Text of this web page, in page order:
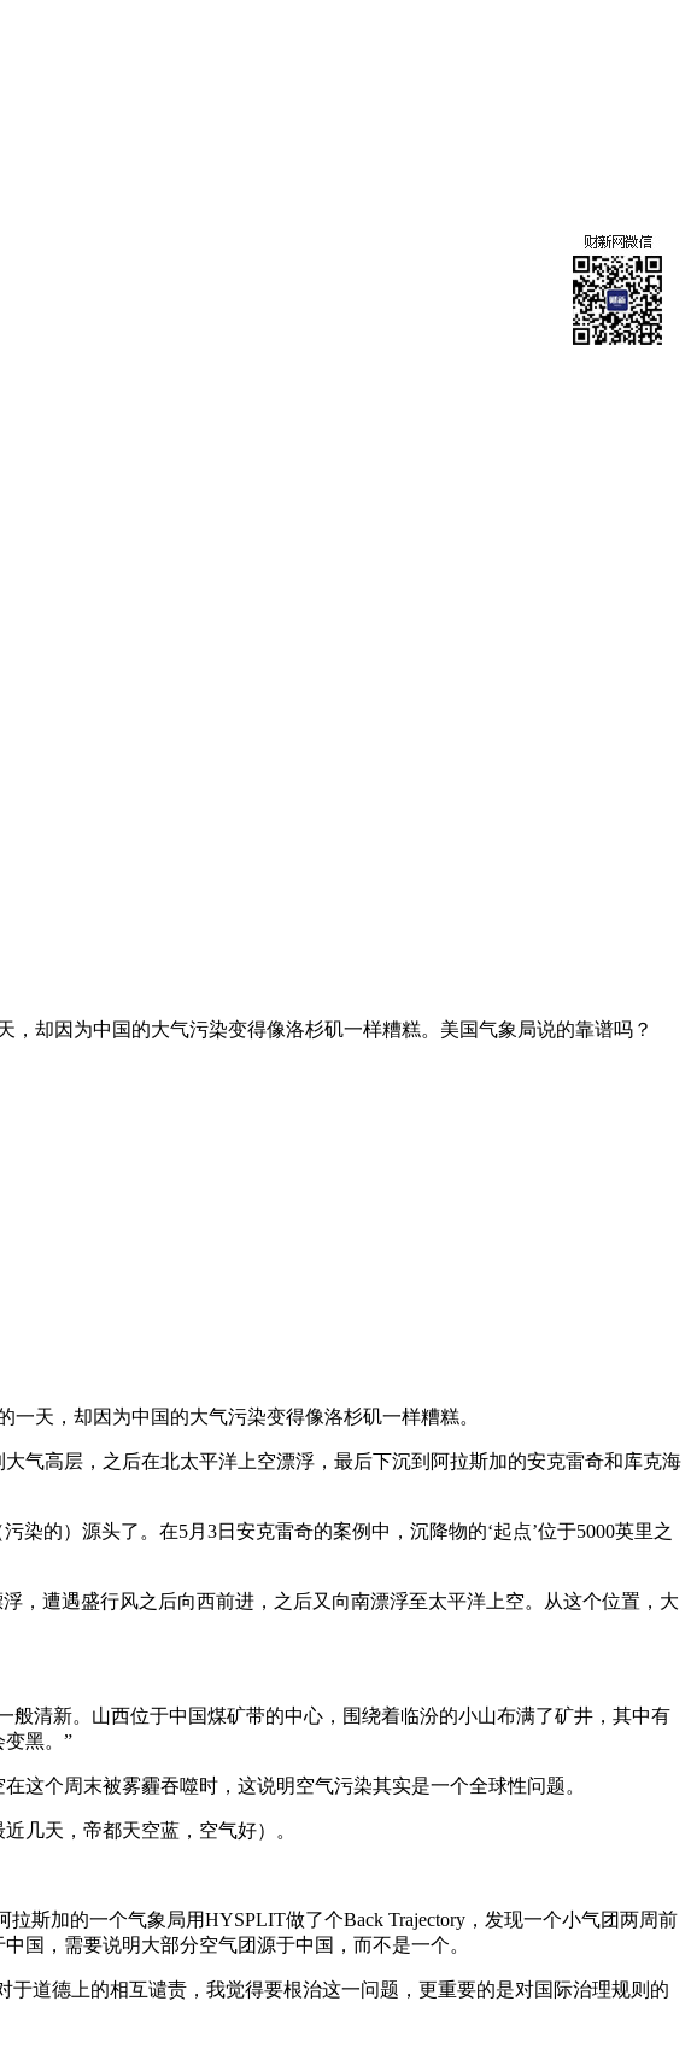
，却因为中国的大气污染变得像洛杉矶一样糟糕。美国气象局说的靠谱吗？
天，却因为中国的大气污染变得像洛杉矶一样糟糕。
高层，之后在北太平洋上空漂浮，最后下沉到阿拉斯加的安克雷奇和库克海
的）源头了。在5月3日安克雷奇的案例中，沉降物的‘起点’位于5000英里之
遭遇盛行风之后向西前进，之后又向南漂浮至太平洋上空。从这个位置，大
清新。山西位于中国煤矿带的中心，围绕着临汾的小山布满了矿井，其中有
黑。”
个周末被雾霾吞噬时，这说明空气污染其实是一个全球性问题。
几天，帝都天空蓝，空气好）。
斯加的一个气象局用HYSPLIT做了个Back Trajectory，发现一个小气团两周前
国，需要说明大部分空气团源于中国，而不是一个。
道德上的相互谴责，我觉得要根治这一问题，更重要的是对国际治理规则的